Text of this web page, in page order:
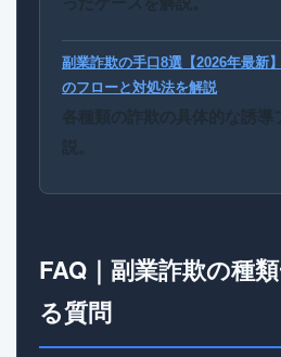
副業詐欺の手口8選【2026年最新
のフローと対処法を解説
FAQ｜副業詐欺の種
る質問